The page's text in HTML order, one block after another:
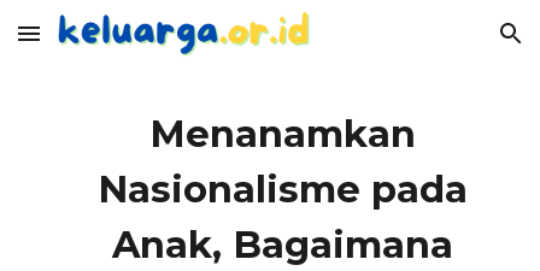
Skip to main content Skip to navigation
Menanamkan
Nasionalisme pada
Anak, Bagaimana